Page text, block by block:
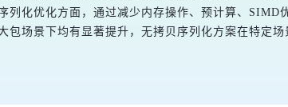
列化优化方面，通过减少内存操作、预计算、
包场景下均有显著提升，无拷贝序列化方案在特定